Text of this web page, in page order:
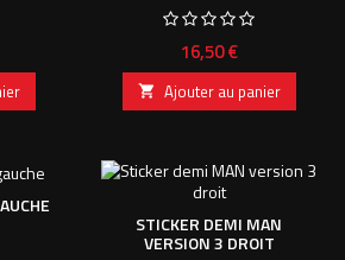
Prix
16,50 €
 Ajouter au panier
STICKER DEMI MAN
VERSION 3 DROIT